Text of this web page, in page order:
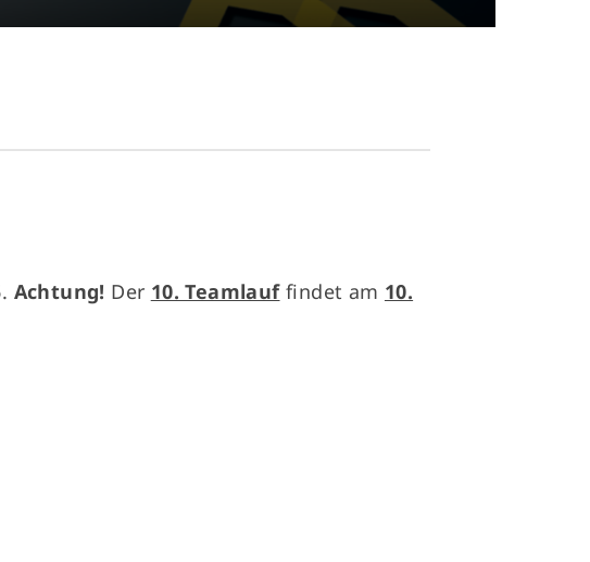
Achtung! Der 10. Teamlauffindet am 10.
Geschäftsstelle
07322 8418